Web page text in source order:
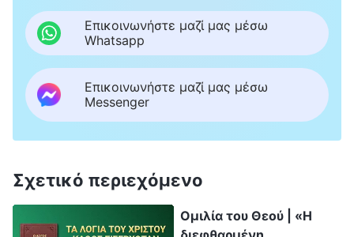
Επικοινωνήστε μαζί μας μέσω
Whatsapp
Επικοινωνήστε μαζί μας μέσω
Messenger
Σχετικό περιεχόμενο
Ομιλία του Θεού | «Η